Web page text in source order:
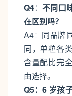
Q4：不同口
在区别吗？
A4：同品牌
同，单粒各
含量配比完
由选择。
Q5：6 岁孩